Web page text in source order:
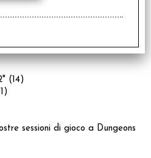
x 8" (4)
(14)
sessioni di gioco a Dungeons